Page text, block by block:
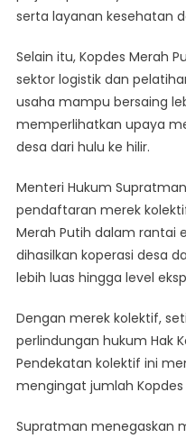
serta layanan kesehatan
Selain itu, Kopdes Merah
sektor logistik dan
usaha mampu bersaing
memperlihatkan upaya
desa dari hulu ke hilir.
Menteri Hukum
pendaftaran merek
Merah Putih dalam rantai
dihasilkan koperasi desa
lebih luas hingga level
Dengan merek kolektif,
perlindungan hukum Hak
Pendekatan kolektif ini
mengingat jumlah Kopdes
Supratman menegaskan